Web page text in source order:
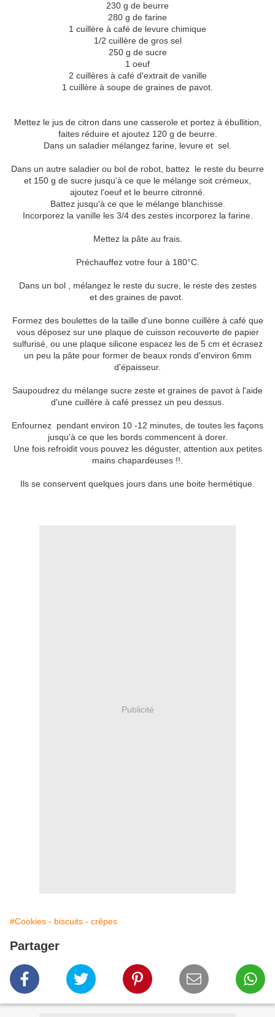
230 g de beurre
280 g de farine
1 cuillère à café de levure chimique
1/2 cuillère de gros sel
250 g de sucre
1 oeuf
2 cuillères à café d'extrait de vanille
1 cuillère à soupe de graines de pavot.
Mettez le jus de citron dans une casserole et portez à ébullition,
faites réduire et ajoutez 120 g de beurre.
Dans un saladier mélangez farine, levure et sel.
Dans un autre saladier ou bol de robot, battez le reste du beurre
et 150 g de sucre jusqu'à ce que le mélange soit crémeux,
ajoutez l'oeuf et le beurre citronné.
Battez jusqu'à ce que le mélange blanchisse.
Incorporez la vanille les 3/4 des zestes incorporez la farine.
Mettez la pâte au frais.
Préchauffez votre four à 180°C.
Dans un bol , mélangez le reste du sucre, le reste des zestes
et des graines de pavot.
Formez des boulettes de la taille d'une bonne cuillère à café que
vous déposez sur une plaque de cuisson recouverte de papier
sulfurisé, ou une plaque silicone espacez les de 5 cm et écrasez
un peu la pâte pour former de beaux ronds d'environ 6mm
d'épaisseur.
Saupoudrez du mélange sucre zeste et graines de pavot à l'aide
d'une cuillère à café pressez un peu dessus.
Enfournez pendant environ 10 -12 minutes, de toutes les façons
jusqu'à ce que les bords commencent à dorer.
Une fois refroidit vous pouvez les déguster, attention aux petites
mains chapardeuses !!.
Ils se conservent quelques jours dans une boite hermétique.
Publicité
#Cookies - biscuits - crêpes
Partager